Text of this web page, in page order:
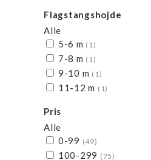
Flagstangshojde
Alle
5-6 m (1)
7-8 m (1)
9-10 m (1)
11-12 m (1)
Pris
Alle
0-99 (49)
100-299 (75)